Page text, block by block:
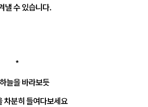
낼 수 있습니다.
*
늘을 바라보듯
차분히 들여다보세요